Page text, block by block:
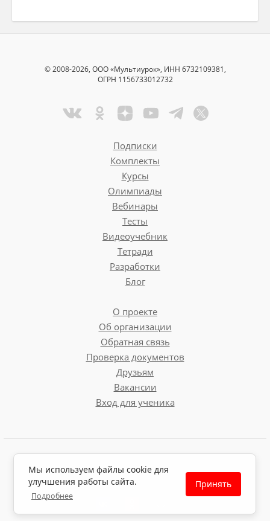
© 2008-2026, ООО «Мультиурок», ИНН 6732109381,
ОГРН 1156733012732
Подписки
Комплекты
Курсы
Олимпиады
Вебинары
Тесты
Видеоучебник
Тетради
Разработки
Блог
О проекте
Об организации
Обратная связь
Проверка документов
Друзьям
Вакансии
Вход для ученика
Политика обработки персональных данных
Политика использования файлов cookie
Мы используем файлы cookie для
улучшения работы сайта.
Подробнее
Принять